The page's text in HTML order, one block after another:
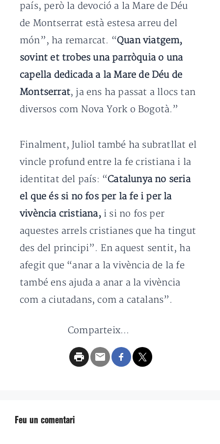
país, però la devoció a la Mare de Déu
de Montserrat està estesa arreu del
món”, ha remarcat. “Quan viatgem,
sovint et trobes una parròquia o una
capella dedicada a la Mare de Déu de
Montserrat, ja ens ha passat a llocs tan
diversos com Nova York o Bogotà.”
Finalment, Juliol també ha subratllat el
vincle profund entre la fe cristiana i la
identitat del país: “Catalunya no seria
el que és si no fos per la fe i per la
vivència cristiana,i si no fos per
aquestes arrels cristianes que ha tingut
des del principi”. En aquest sentit, ha
afegit que “anar a la vivència de la fe
també ens ajuda a anar a la vivència
com a ciutadans, com a catalans”.
Comparteix...
Feu un comentari